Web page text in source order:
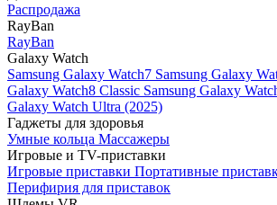
Распродажа
RayBan
RayBan
Galaxy Watch
Samsung Galaxy Watch7 Samsung Galaxy
Galaxy Watch8 Classic Samsung Galaxy
Galaxy Watch Ultra (2025)
Гаджеты для здоровья
Умные кольца Массажеры
Игровые и TV-приставки
Игровые приставки Портативные
Перифирия для приставок